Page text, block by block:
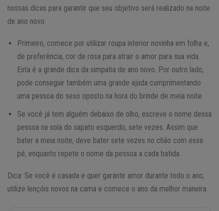
nossas dicas para garantir que seu objetivo será realizado na noite
de ano novo.
Primeiro, comece por utilizar roupa interior novinha em folha e,
de preferência, cor de rosa para atrair o amor para sua vida.
Esta é a grande dica da simpatia de ano novo. Por outro lado,
pode conseguir também uma grande ajuda cumprimentando
uma pessoa do sexo oposto na hora do brinde de meia noite.
Se você já tem alguém debaixo de olho, escreve o nome dessa
pessoa na sola do sapato esquerdo, sete vezes. Assim que
bater a meia noite, deve bater sete vezes no chão com esse
pé, enquanto repete o nome da pessoa a cada batida.
Dica: Se você é casada e quer garantir amor durante todo o ano,
utilize lençóis novos na cama e comece o ano da melhor maneira.